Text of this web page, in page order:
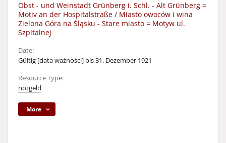
Obst - und Weinstadt Grünberg i. Schl. - Alt Grünberg =
Motiv an der Hospitalstraße / Miasto owoców i wina
Zielona Góra na Śląsku - Stare miasto = Motyw ul.
Szpitalnej
Date:
Gültig [data ważności] bis 31. Dezember 1921
Resource Type:
notgeld
More